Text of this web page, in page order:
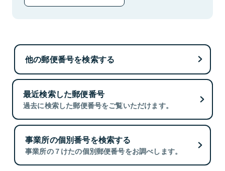
他の郵便番号を検索する
最近検索した郵便番号
過去に検索した郵便番号をご覧いただけます。
事業所の個別番号を検索する
事業所の７けたの個別郵便番号をお調べします。